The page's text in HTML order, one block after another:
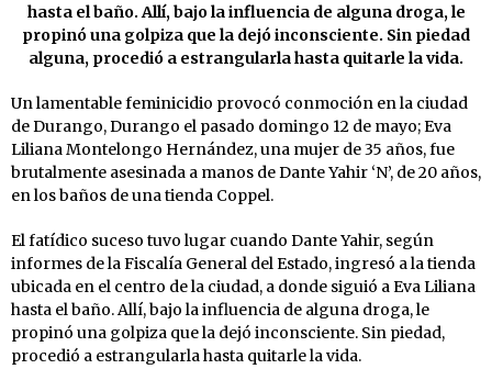
hasta el baño. Allí, bajo la influencia de alguna droga, le
propinó una golpiza que la dejó inconsciente. Sin piedad
alguna, procedió a estrangularla hasta quitarle la vida.
Un lamentable feminicidio provocó conmoción en la ciudad
de Durango, Durango el pasado domingo 12 de mayo; Eva
Liliana Montelongo Hernández, una mujer de 35 años, fue
brutalmente asesinada a manos de Dante Yahir ‘N’, de 20 años,
en los baños de una tienda Coppel.
El fatídico suceso tuvo lugar cuando Dante Yahir, según
informes de la Fiscalía General del Estado, ingresó a la tienda
ubicada en el centro de la ciudad, a donde siguió a Eva Liliana
hasta el baño. Allí, bajo la influencia de alguna droga, le
propinó una golpiza que la dejó inconsciente. Sin piedad,
procedió a estrangularla hasta quitarle la vida.